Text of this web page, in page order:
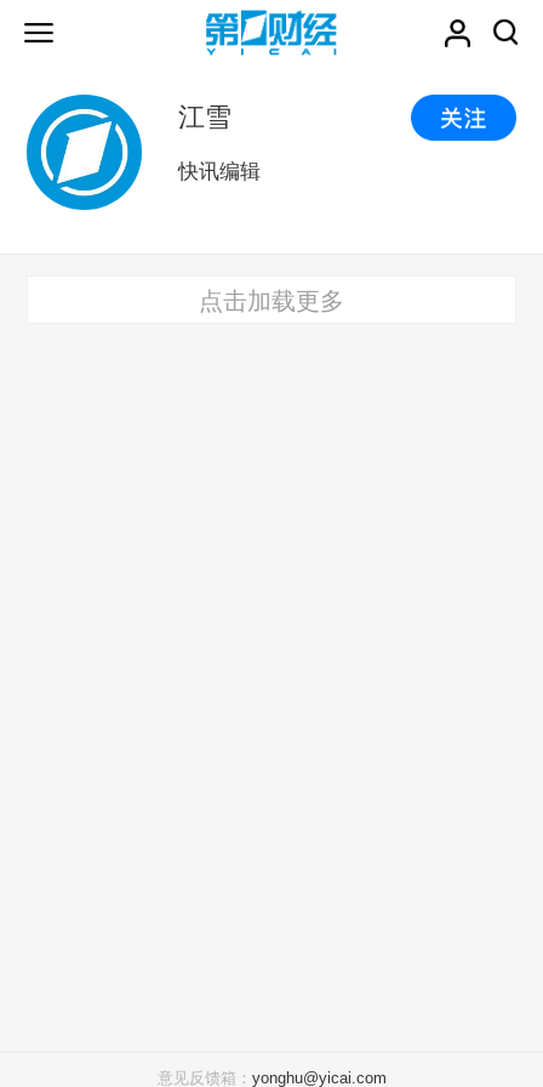
江雪
快讯编辑
点击加载更多
意见反馈箱： yonghu@yicai.com